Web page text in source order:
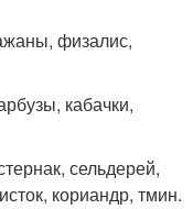
физалис,
кабачки,
сельдерей,
кориандр, тмин.